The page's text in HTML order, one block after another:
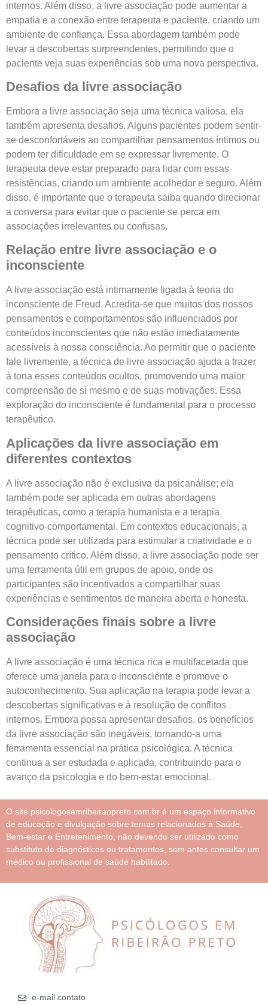
internos. Além disso, a livre associação pode aumentar a
empatia e a conexão entre terapeuta e paciente, criando um
ambiente de confiança. Essa abordagem também pode
levar a descobertas surpreendentes, permitindo que o
paciente veja suas experiências sob uma nova perspectiva.
Desafios da livre associação
Embora a livre associação seja uma técnica valiosa, ela
também apresenta desafios. Alguns pacientes podem sentir-
se desconfortáveis ao compartilhar pensamentos íntimos ou
podem ter dificuldade em se expressar livremente. O
terapeuta deve estar preparado para lidar com essas
resistências, criando um ambiente acolhedor e seguro. Além
disso, é importante que o terapeuta saiba quando direcionar
a conversa para evitar que o paciente se perca em
associações irrelevantes ou confusas.
Relação entre livre associação e o
inconsciente
A livre associação está intimamente ligada à teoria do
inconsciente de Freud. Acredita-se que muitos dos nossos
pensamentos e comportamentos são influenciados por
conteúdos inconscientes que não estão imediatamente
acessíveis à nossa consciência. Ao permitir que o paciente
fale livremente, a técnica de livre associação ajuda a trazer
à tona esses conteúdos ocultos, promovendo uma maior
compreensão de si mesmo e de suas motivações. Essa
exploração do inconsciente é fundamental para o processo
terapêutico.
Aplicações da livre associação em
diferentes contextos
A livre associação não é exclusiva da psicanálise; ela
também pode ser aplicada em outras abordagens
terapêuticas, como a terapia humanista e a terapia
cognitivo-comportamental. Em contextos educacionais, a
técnica pode ser utilizada para estimular a criatividade e o
pensamento crítico. Além disso, a livre associação pode ser
uma ferramenta útil em grupos de apoio, onde os
participantes são incentivados a compartilhar suas
experiências e sentimentos de maneira aberta e honesta.
Considerações finais sobre a livre
associação
A livre associação é uma técnica rica e multifacetada que
oferece uma janela para o inconsciente e promove o
autoconhecimento. Sua aplicação na terapia pode levar a
descobertas significativas e à resolução de conflitos
internos. Embora possa apresentar desafios, os benefícios
da livre associação são inegáveis, tornando-a uma
ferramenta essencial na prática psicológica. A técnica
continua a ser estudada e aplicada, contribuindo para o
avanço da psicologia e do bem-estar emocional.
O site psicologosemribeiraopreto.com.br é um espaço informativo
de educação e divulgação sobre temas relacionados à Saúde,
Bem-estar e Entretenimento, não devendo ser utilizado como
substituto de diagnósticos ou tratamentos, sem antes consultar um
médico ou profissional de saúde habilitado.
e-mail contato